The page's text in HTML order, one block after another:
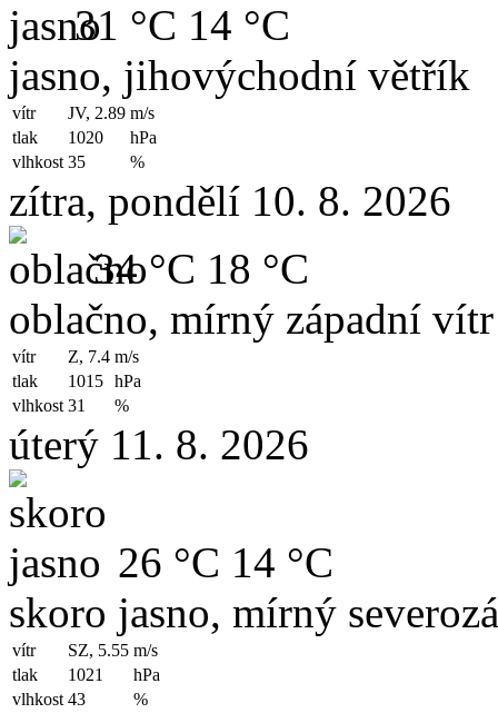
31 °C 14 °C
jasno, jihovýchodní větřík
vítr JV, 2.89 m/s
tlak
1020
hPa
vlhkost 35 %
zítra, pondělí 10. 8. 2026
34 °C 18 °C
oblačno, mírný západní vítr
vítr Z, 7.4 m/s
tlak
1015 hPa
vlhkost 31 %
úterý 11. 8. 2026
26 °C 14 °C
skoro jasno, mírný
vítr SZ, 5.55 m/s
tlak
1021
hPa
vlhkost 43 %